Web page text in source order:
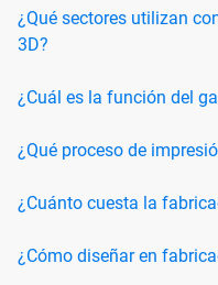
¿Qué sectores utilizan
3D?
¿Cuál es la función del
¿Qué proceso de
¿Cuánto cuesta la
¿Cómo diseñar en